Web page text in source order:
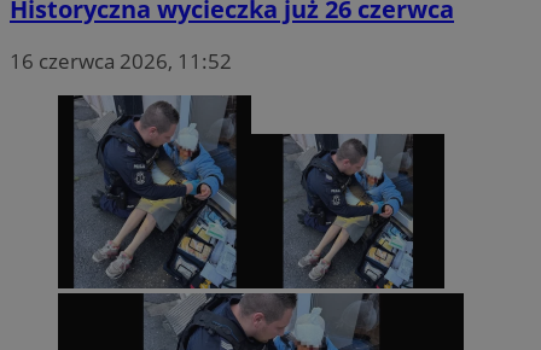
Historyczna wycieczka już 26 czerwca
16 czerwca 2026, 11:52